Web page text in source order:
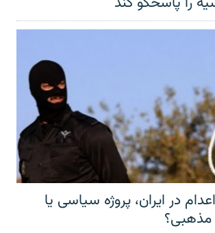
در ایران، پروژه سیاسی یا
مذهبی؟